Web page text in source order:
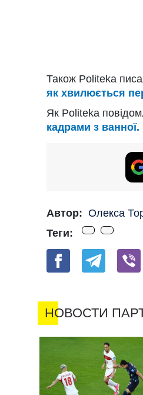
Також Politeka
як хвилюється
Як Politeka
кадрами з ванної.
Автор: Олекса
Теги: